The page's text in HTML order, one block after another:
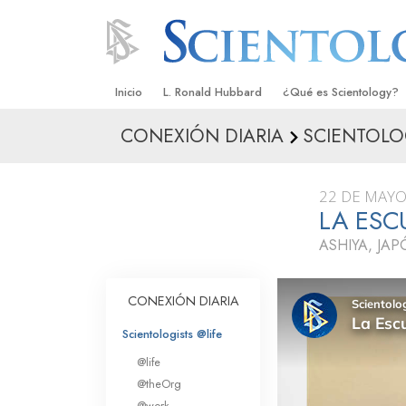
Inicio L. Ronald Hubbard ¿Qué es Scientology?
Creencias y Prácticas
Qué dicen los
Scientology
Conoce a un
Dentro de una Iglesia
Los Principios
CONEXIÓN DIARIA
22 DE
LA
ASHIYA,
CONEXIÓN DIARIA
Scientologists @life
@life
@theOrg